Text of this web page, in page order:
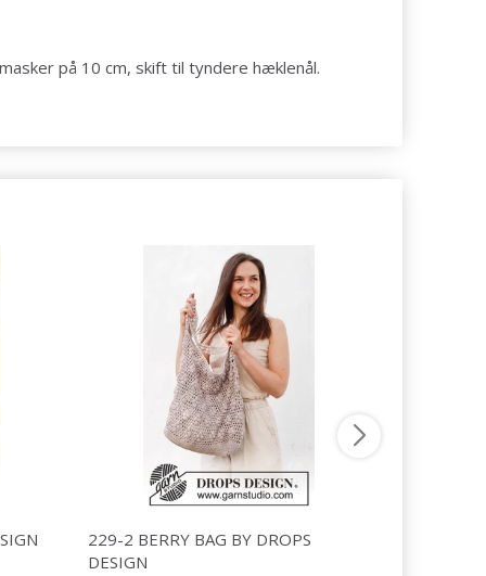
på 10 cm, skift til tyndere hæklenål.
229-2 BERRY BAG BY DROPS
DESIGN